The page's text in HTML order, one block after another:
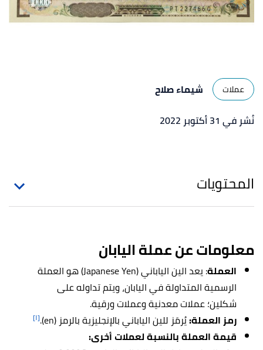
عملات
شيماء صلاح
نُشر في 31 أكتوبر 2022
المحتويات
معلومات عن عملة اليابان
العملة
: يعد الين الياباني (Japanese Yen) هو العملة
الرسمية المتداولة في اليابان، ويتم تداوله على
شكلين؛ عملات معدنية وعملات ورقية.
رمز العملة:يُرمَز للين الياباني بالإنجليزية بالرمز (en). [١]
قيمة العملة بالنسبة لعملات أخرى: